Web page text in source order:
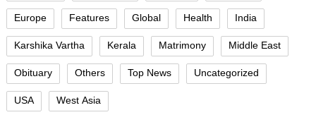
Europe Features Global Health India
Karshika Vartha Kerala Matrimony Middle East
Obituary Others Top News Uncategorized
USA West Asia